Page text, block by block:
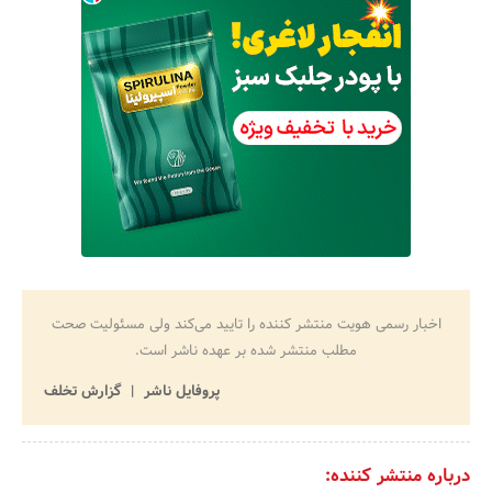
اخبار رسمی هویت منتشر کننده را تایید می‌کند ولی مسئولیت صحت
مطلب منتشر شده بر عهده ناشر است.
پروفایل ناشر
گزارش تخلف
درباره منتشر کننده: